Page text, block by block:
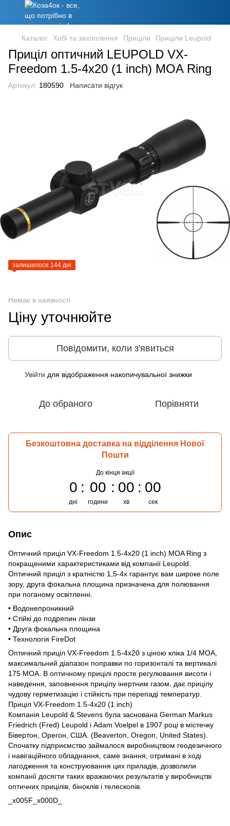
Каталог Хобі та захоплення Приціли Приціли Leupold
Приціл оптичний LEUPOLD VX-
Freedom 1.5-4x20 (1 inch) MOA Ring
Артикул: 180590 Написати відгук
залишилося 144 дні
Немає в наявності
Ціну уточнюйте
Повідомити, коли з'явиться
Увійти для відображення накопичувальної знижки
До обраного Порівняти
Безкоштовна доставка на відділення Нової
Пошти
До кінця акції
0
дні
00
години
00
хв
00
сек
Опис
Оптичний приціл VX-Freedom 1.5-4x20 (1 inch) MOA Ring з
покращеними характеристиками від компанії Leupold.
Оптичний приціл з кратністю 1,5-4х гарантує вам широке поле
зору, друга фокальна площина призначена для полювання
при поганому освітленні.
• Водонепроникний
• Стійкі до подряпин лінзи
• Друга фокальна площина
• Технологія FireDot
Оптичний приціл VX-Freedom 1.5-4x20 з ціною кліка 1/4 МОА,
максимальний діапазон поправки по горизонталі та вертикалі
175 МОА. В оптичному прицілі просте регулювання висоти і
наведення, заповнення прицілу інертним газом, дає прицілу
чудову герметизацію і стійкість при перепаді температур.
Приціл VX-Freedom 1.5-4x20 (1 inch)
Компанія Leupold & Stevens була заснована German Markus
Friedrich (Fred) Leupold і Adam Voelpel в 1907 році в містечку
Бівертон, Орегон, США. (Beaverton, Oregon, United States).
Спочатку підприємство займалося виробництвом геодезичного
і навігаційного обладнання, саме знання, отримані в ході
лагодження та конструювання цих приладів, дозволили
компанії досягти таких вражаючих результатів у виробництві
оптичних прицілів, біноклів і телескопів.
_x005F_x000D_